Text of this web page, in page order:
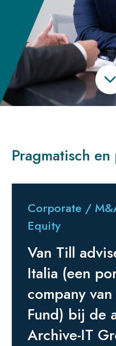
Pragmatisch
Corporate /
Equity
Van Till
Italia (een
company
Fund) bij de
Archive-IT